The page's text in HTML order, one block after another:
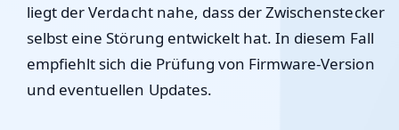
liegt der Verdacht nahe, dass der Zwischenstecker
selbst eine Störung entwickelt hat. In diesem Fall
empfiehlt sich die Prüfung von Firmware-Version
und eventuellen Updates.